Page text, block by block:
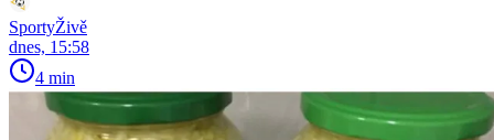
SportyŽivě
dnes, 15:58
4 min